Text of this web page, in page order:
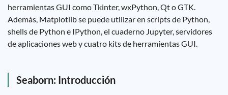
herramientas GUI como Tkinter, wxPython, Qt o GTK.
Además, Matplotlib se puede utilizar en scripts de Python,
shells de Python e IPython, el cuaderno Jupyter, servidores
de aplicaciones web y cuatro kits de herramientas GUI.
Seaborn: Introducción